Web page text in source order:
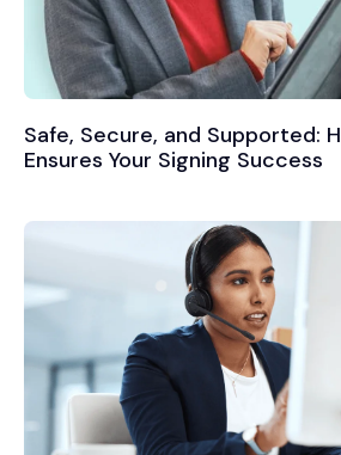
Safe, Secure, and Supported:
Ensures Your Signing Success